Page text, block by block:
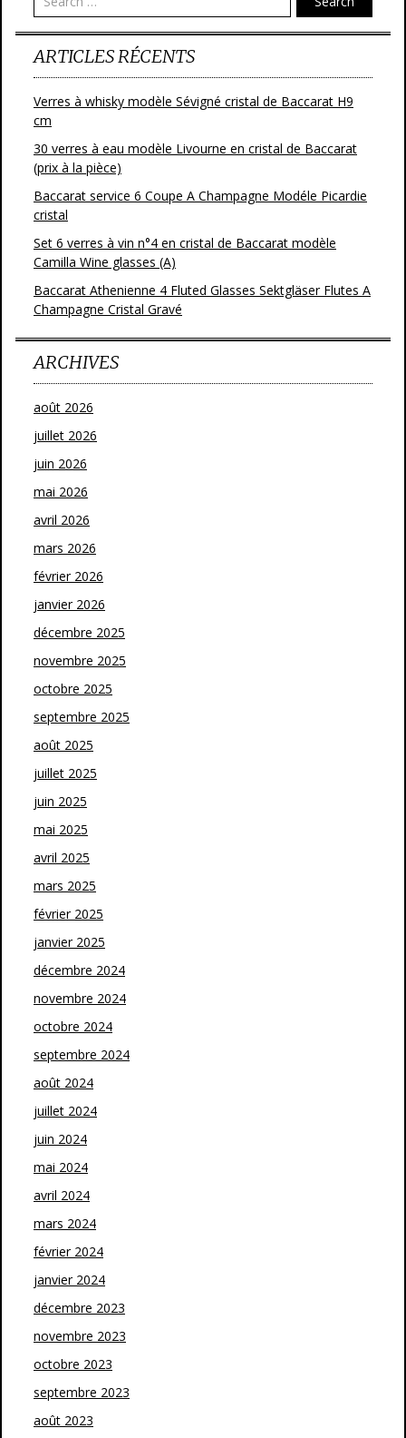
k
ARTICLES RÉCENTS
Verres à whisky modèle Sévigné cristal de Baccarat H9
cm
30 verres à eau modèle Livourne en cristal de Baccarat
(prix à la pièce)
Baccarat service 6 Coupe A Champagne Modéle Picardie
cristal
Set 6 verres à vin n°4 en cristal de Baccarat modèle
Camilla Wine glasses (A)
Baccarat Athenienne 4 Fluted Glasses Sektgläser Flutes A
Champagne Cristal Gravé
ARCHIVES
août 2026
juillet 2026
juin 2026
mai 2026
avril 2026
mars 2026
février 2026
janvier 2026
décembre 2025
novembre 2025
octobre 2025
septembre 2025
août 2025
juillet 2025
juin 2025
mai 2025
avril 2025
mars 2025
février 2025
janvier 2025
décembre 2024
novembre 2024
octobre 2024
septembre 2024
août 2024
juillet 2024
juin 2024
mai 2024
avril 2024
mars 2024
février 2024
janvier 2024
décembre 2023
novembre 2023
octobre 2023
septembre 2023
août 2023